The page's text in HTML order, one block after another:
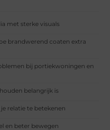
met sterke visuals
brandwerend coaten extra
bij portiekwoningen en
belangrijk is
relatie te betekenen
en beter bewegen